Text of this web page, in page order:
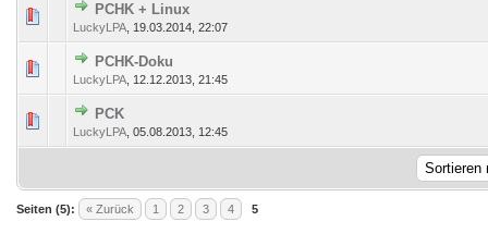
PCHK + Linux
LuckyLPA 19.03.2014, 22:07
290 Bewertung(en) - 2.96 von 5 durchschnittlich
PCHK-Doku
LuckyLPA 12.12.2013, 21:45
357 Bewertung(en) - 2.81 von 5 durchschnittlich
PCK
LuckyLPA 05.08.2013, 12:45
361 Bewertung(en) - 2.84 von 5 durchschnittlich
Seiten (5): « Zurück 1 2 3 4 5